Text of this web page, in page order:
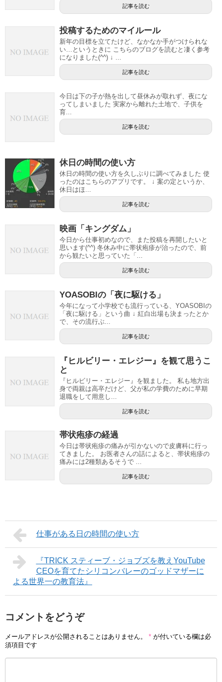
記事を読む
投稿するためのマイルール
新年の目標を立てたけど、なかなか手がつけられな
い…というときに こちらのブログを読むと凄く参考
になりました(^^) ↓ ...
記事を読む
今日は下の子が熱を出して昼休みが取れず、夜にな
ってしまいました 実家から離れた土地で、子供を
育...
記事を読む
休日の時間の使い方
休日の時間の使い方を久しぶりに調べてみました 使
ったのはこちらのアプリです。 ↓ 案の定というか、
休日はほ...
記事を読む
映画「キングダム」
今日から仕事初めなので、また投稿を再開したいと
思います(^^) 冬休み中に帯状疱疹が治ったので、前
から観たいと思っていた「...
記事を読む
YOASOBIの「夜に駆ける」
今年になって小学校でも流行っている、YOASOBIの
「夜に駆ける」という曲 ↓ 紅白出場も決まったとか
で、その流行ぶ...
記事を読む
『ヒルビリー・エレジー』を観て思うこ
と
『ヒルビリー・エレジー』を観ました。 私も地方出
身で両親は高卒だけど、父が私の学費のために早期
退職をして用意し...
記事を読む
帯状疱疹の経過
今日は帯状疱疹の痛みが引かないので皮膚科に行っ
てきました。 お医者さんの話によると、帯状疱疹の
痛みには2種類あるそうで ...
記事を読む
仕事がある日の時間の使い方
『TRICK スティーブ・ジョブズを教えYouTube
CEOを育てたシリコンバレーのゴッドマザーに
よる世界一の教育法』
コメントをどうぞ
メールアドレスが公開されることはありません。 * が付いている欄は必
須項目です